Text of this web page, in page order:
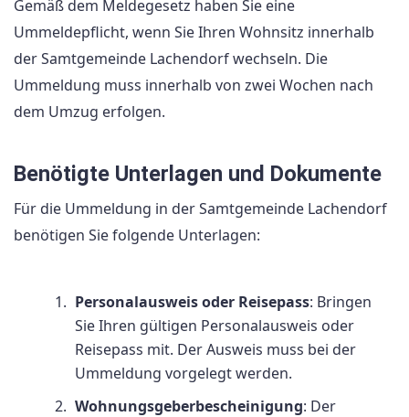
Gemäß dem Meldegesetz haben Sie eine
Ummeldepflicht, wenn Sie Ihren Wohnsitz innerhalb
der Samtgemeinde Lachendorf wechseln. Die
Ummeldung muss innerhalb von zwei Wochen nach
dem Umzug erfolgen.
Benötigte Unterlagen und Dokumente
Für die Ummeldung in der Samtgemeinde Lachendorf
benötigen Sie folgende Unterlagen:
Personalausweis oder Reisepass: Bringen
Sie Ihren gültigen Personalausweis oder
Reisepass mit. Der Ausweis muss bei der
Ummeldung vorgelegt werden.
Wohnungsgeberbescheinigung: Der